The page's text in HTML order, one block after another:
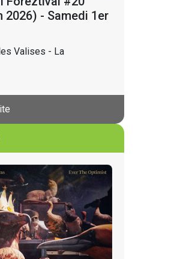
2026) - Samedi 1er
Valises - La